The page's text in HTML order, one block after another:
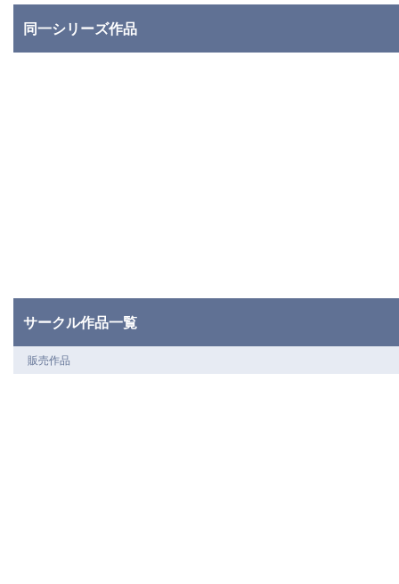
同一シリーズ作品
サークル作品一覧
販売作品